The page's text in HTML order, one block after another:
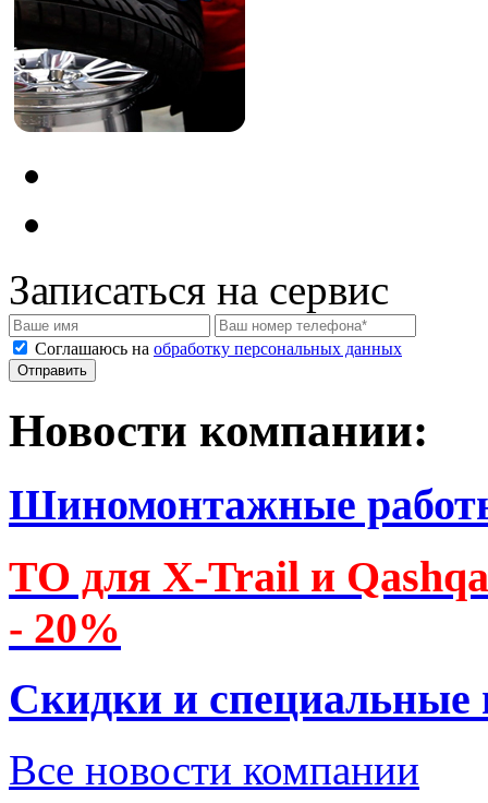
Записаться на сервис
Соглашаюсь на обработку персональных данных
Новости компании:
Шиномонтажные
ТО для X-Trail и
- 20%
Скидки и специальные
Все новости компании